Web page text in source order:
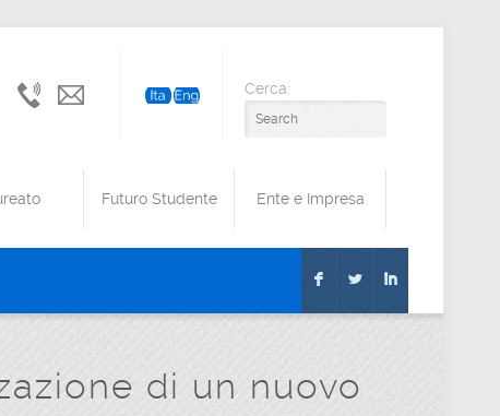
Cerca:
+39
amministrazione@cert.unimol.it
Futuro Studente Ente e Impresa
F L I
di un nuovo